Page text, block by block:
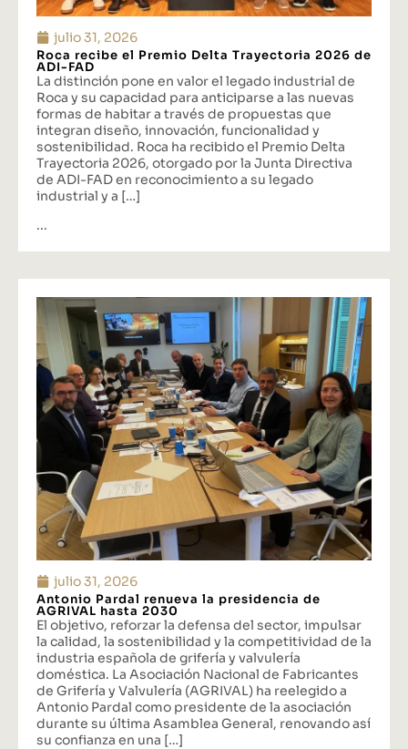
julio 31, 2026
Roca recibe el Premio Delta Trayectoria 2026 de
ADI-FAD
La distinción pone en valor el legado industrial de
Roca y su capacidad para anticiparse a las nuevas
formas de habitar a través de propuestas que
integran diseño, innovación, funcionalidad y
sostenibilidad. Roca ha recibido el Premio Delta
Trayectoria 2026, otorgado por la Junta Directiva
de ADI-FAD en reconocimiento a su legado
industrial y a […]
...
julio 31, 2026
Antonio Pardal renueva la presidencia de
AGRIVAL hasta 2030
El objetivo, reforzar la defensa del sector, impulsar
la calidad, la sostenibilidad y la competitividad de la
industria española de grifería y valvulería
doméstica. La Asociación Nacional de Fabricantes
de Grifería y Valvulería (AGRIVAL) ha reelegido a
Antonio Pardal como presidente de la asociación
durante su última Asamblea General, renovando así
su confianza en una […]